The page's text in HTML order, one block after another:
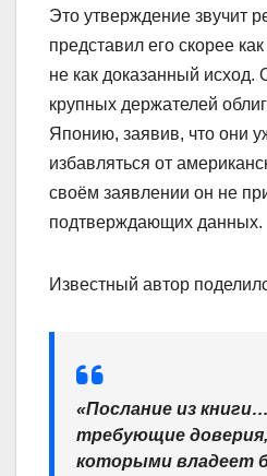
Это утверждение звучит
представил его скорее
не как доказанный исход.
крупных держателей
Японию, заявив, что они
избавляться от
своём заявлении он не
подтверждающих данных.
Известный автор
«Послание из
требующие
которыми владеет